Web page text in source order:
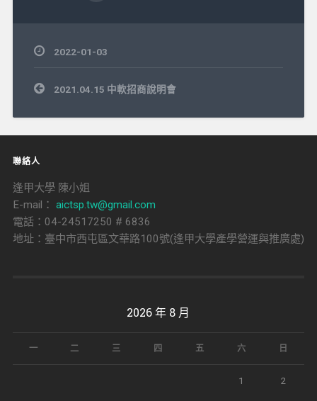
2022-01-03
文
章
覽
2021.04.15 中軟招商說明會
聯絡人
逢甲大學 陳小姐
E-mail： aictsp.tw@gmail.com
電話：04-24517250 # 6836
地址：臺中市西屯區文華路100號(逢甲大學產學營運與推廣處)
2026 年 8 月
一 二 三 四 五 六 日
1 2